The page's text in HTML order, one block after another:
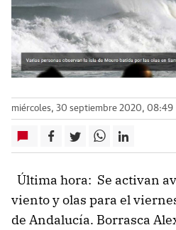
miércoles, 30 septiembre 2020, 08:49
Última hora: Se activan
viento y olas para el
de Andalucía. Borrasca